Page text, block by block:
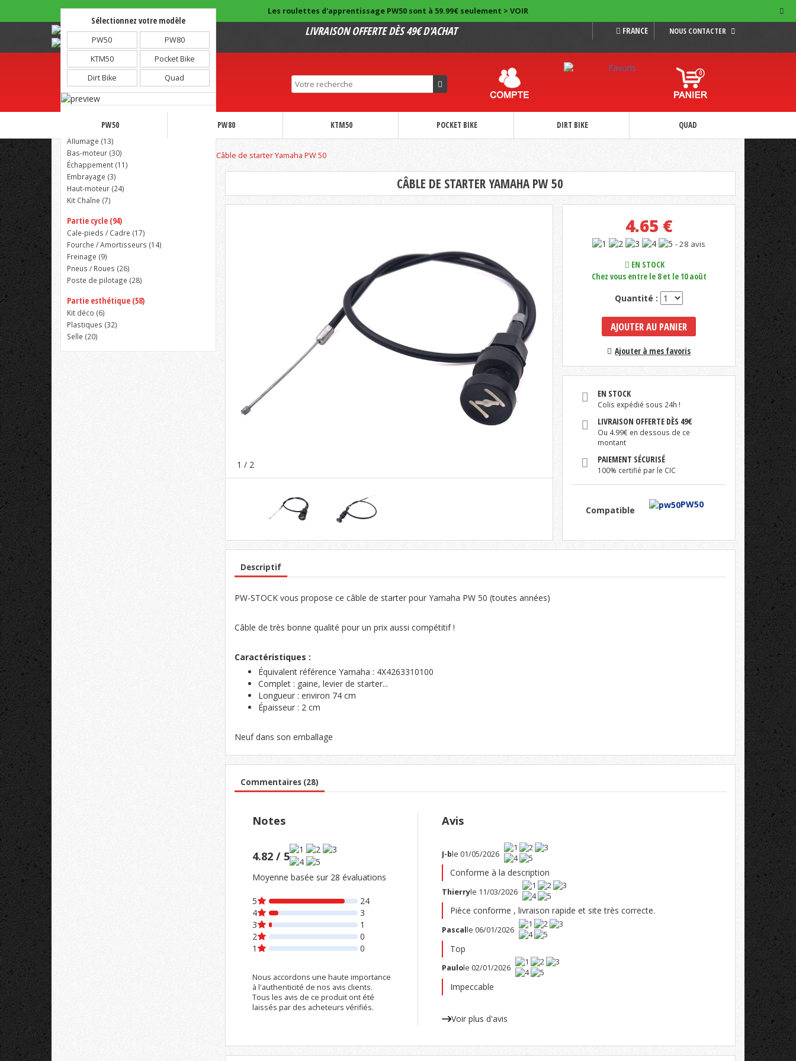
Les roulettes d'apprentissage PW50 sont à 59.99€ seulement > VOIR
Note : 4.81/5 - 1973 avis LIVRAISON OFFERTE DÈS 49€ D'ACHAT NOUS CONTACTER
FRANCE
0
PW50 PW80 KTM50 POCKET BIKE DIRT BIKE QUAD
Accueil Partie moteur Câble de starter Yamaha PW 50
Sélectionnez votre modèle
PW50
PW80
KTM50
Pocket Bike
Dirt Bike
Quad
Admission (37)
Allumage (13)
Bas-moteur (30)
Échappement (11)
Embrayage (3)
Haut-moteur (24)
Kit Chaîne (7)
Partie cycle (94)
Cale-pieds / Cadre (17)
Fourche / Amortisseurs (14)
Freinage (9)
Pneus / Roues (26)
Poste de pilotage (28)
Partie esthétique (58)
Kit déco (6)
Plastiques (32)
Selle (20)
CÂBLE DE STARTER YAMAHA PW 50
1 / 2
4.65 €
- 28 avis
EN STOCK
Chez vous entre le 8 et le 10 août
Quantité :
AJOUTER AU PANIER
Ajouter à mes favoris
EN STOCK
Colis expédié sous 24h !
LIVRAISON OFFERTE DÈS 49€
Ou 4.99€ en dessous de ce
montant
PAIEMENT SÉCURISÉ
100% certifié par le CIC
Compatible
PW50
Descriptif
PW-STOCK vous propose ce câble de starter pour Yamaha PW 50 (toutes années)
Câble de très bonne qualité pour un prix aussi compétitif !
Caractéristiques :
Équivalent référence Yamaha : 4X4263310100
Complet : gaine, levier de starter...
Longueur : environ 74 cm
Épaisseur : 2 cm
Neuf dans son emballage
Commentaires (28)
Notes
4.82 / 5
Moyenne basée sur 28 évaluations
5
24
4
3
3
1
2
0
1
0
Nous accordons une haute importance
à l'authenticité de nos avis clients.
Tous les avis de ce produit ont été
laissés par des acheteurs vérifiés.
Avis
J-ble 01/05/2026
Conforme à la description
Thierryle 11/03/2026
Pièce conforme , livraison rapide et site très correcte.
Pascalle 06/01/2026
Top
Paulole 02/01/2026
Impeccable
Voir plus d'avis